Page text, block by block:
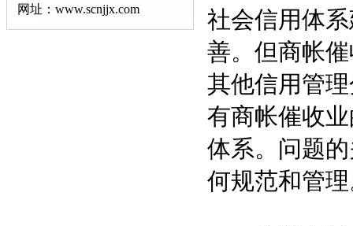
网址：www.scnjjx.com
社会信用体
善。但商帐
其他信用管
有商帐催收
体系。问题
何规范和管